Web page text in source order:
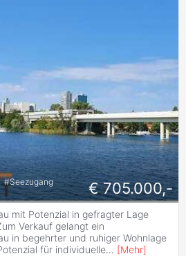
#Seezugang
€ 705.000,-
mit Potenzial in gefragter Lage
Verkauf gelangt ein
in begehrter und ruhiger Wohnlage
für individuelle... [Mehr]